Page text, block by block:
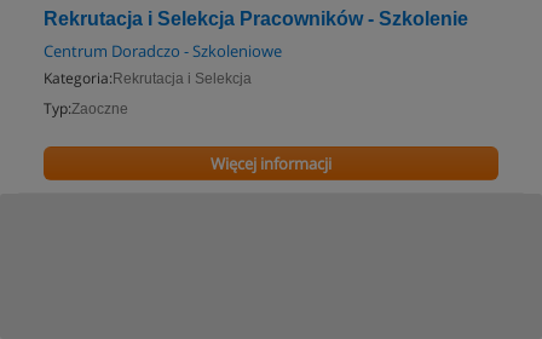
Rekrutacja i Selekcja Pracowników - Szkolenie
Centrum Doradczo - Szkoleniowe
Kategoria: Rekrutacja i Selekcja
Typ:Zaoczne
Więcej informacji